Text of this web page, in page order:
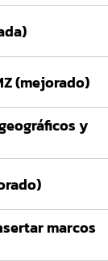
(mejorado)
y
marcos